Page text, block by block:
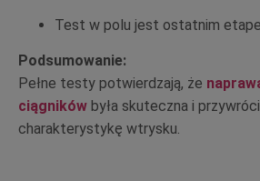
Test w polu jest ostatnim
Podsumowanie:
Pełne testy potwierdzają, że
ciągników była skuteczna i
charakterystykę wtrysku.